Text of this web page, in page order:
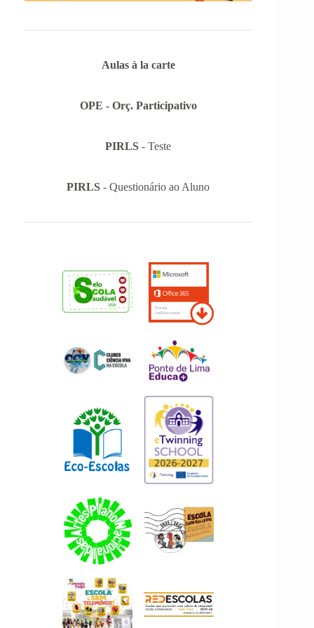
Aulas à la carte
OPE - Orç. Participativo
PIRLS - Teste
PIRLS - Questionário ao Aluno